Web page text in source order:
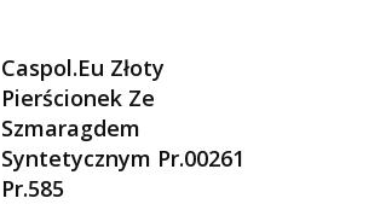
Caspol.Eu Złoty
Pierścionek Ze
Szmaragdem
Syntetycznym Pr.00261
Pr.585